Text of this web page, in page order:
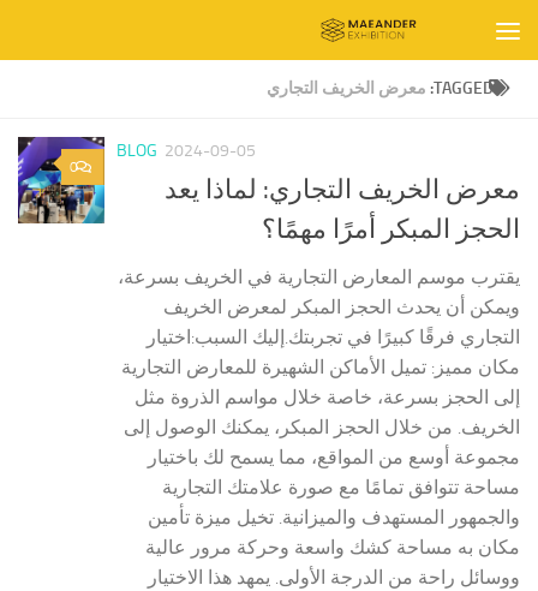
TAGGED: معرض الخريف التجاري
0
BLOG 2024-09-05
معرض الخريف التجاري: لماذا يعد
الحجز المبكر أمرًا مهمًا؟
يقترب موسم المعارض التجارية في الخريف بسرعة،
ويمكن أن يحدث الحجز المبكر لمعرض الخريف
التجاري فرقًا كبيرًا في تجربتك.إليك السبب:اختيار
مكان مميز: تميل الأماكن الشهيرة للمعارض التجارية
إلى الحجز بسرعة، خاصة خلال مواسم الذروة مثل
الخريف. من خلال الحجز المبكر، يمكنك الوصول إلى
مجموعة أوسع من المواقع، مما يسمح لك باختيار
مساحة تتوافق تمامًا مع صورة علامتك التجارية
والجمهور المستهدف والميزانية. تخيل ميزة تأمين
مكان به مساحة كشك واسعة وحركة مرور عالية
ووسائل راحة من الدرجة الأولى. يمهد هذا الاختيار